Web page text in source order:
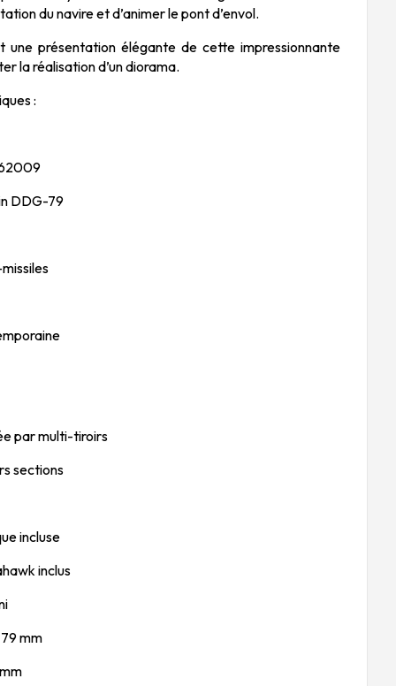
du navire et d’animer le pont d’envol.
une présentation élégante de cette impressionnante
la réalisation d’un diorama.
:
DDG-79
par multi-tiroirs
sections
incluse
inclus
mm